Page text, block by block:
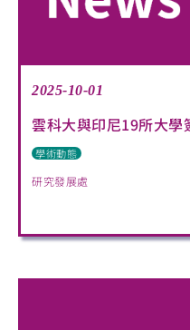
2025-10-01
雲科大與印尼19所大
學術動態
研究發展處